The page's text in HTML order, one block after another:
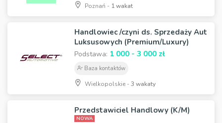
Poznań - 1 wakat
Handlowiec /czyni ds. Sprzedaży Aut
Luksusowych (Premium/Luxury)
Podstawa: 1 000 - 3 000 zł
Baza kontaktów
Wielkopolskie -3 wakaty
Przedstawiciel Handlowy (K/M)
NOWA